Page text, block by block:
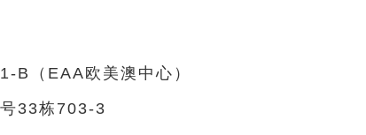
B（EAA欧美澳中心 ）
33栋703-3